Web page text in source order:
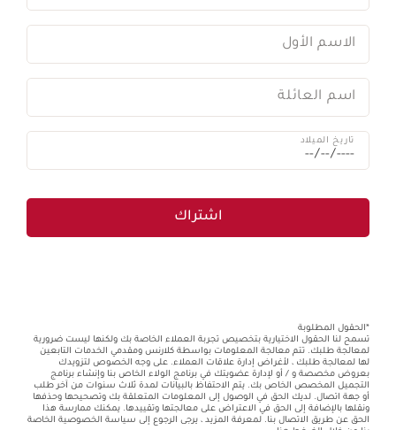
الاسم الأول
اسم العائلة
تاريخ الميلاد
اشتراك
*الحقول المطلوبة
تسمح لنا الحقول الاختيارية بتخصيص تجربة العملاء الخاصة بك ولكنها ليست ضرورية
لمعالجة طلبك. تتم معالجة المعلومات بواسطة كلارنس ومقدمي الخدمات التابعين
لها لمعالجة طلبك ، لأغراض إدارة علاقات العملاء. على وجه الخصوص لتزويدك
بعروض مخصصة و / أو لإدارة عضويتك في برنامج الولاء الخاص بنا وإنشاء برنامج
التجميل المخصص الخاص بك. يتم الاحتفاظ بالبيانات لمدة ثلاث سنوات من آخر طلب
أو جهة اتصال. لديك الحق في الوصول إلى المعلومات المتعلقة بك وتصحيحها وحذفها
ونقلها بالإضافة إلى الحق في الاعتراض على معالجتها وتقييدها. يمكنك ممارسة هذا
الحق عن طريق الاتصال بنا. لمعرفة المزيد ، يرجى الرجوع إلى سياسة الخصوصية الخاصة